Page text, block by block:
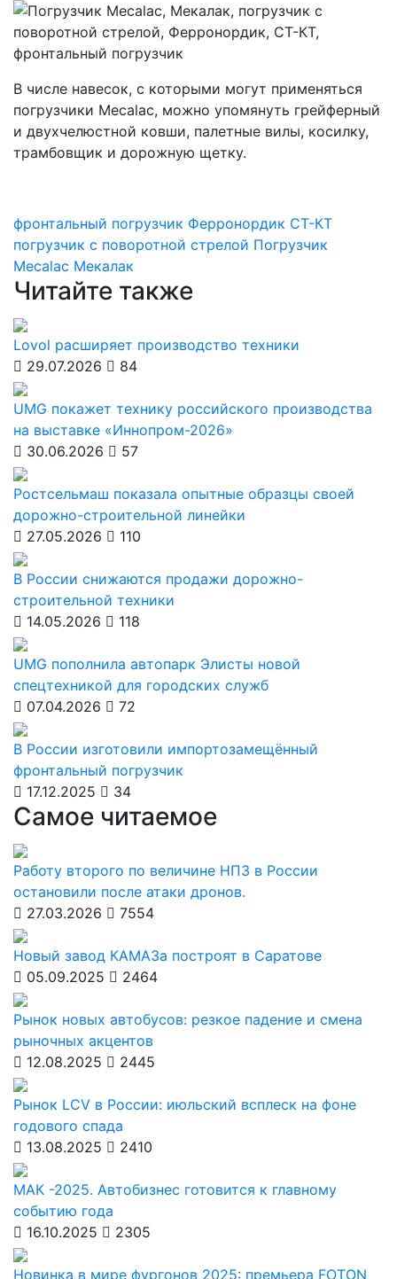
В числе навесок, с которыми могут применяться
погрузчики Mecalac, можно упомянуть грейферный
и двухчелюстной ковши, палетные вилы, косилку,
трамбовщик и дорожную щетку.
фронтальный погрузчик Ферронордик СТ-КТ
погрузчик с поворотной стрелой Погрузчик
Mecalac Мекалак
Читайте также
Lovol расширяет производство техники
29.07.2026
84
UMG покажет технику российского производства
на выставке «Иннопром-2026»
30.06.2026
57
Ростсельмаш показала опытные образцы своей
дорожно-строительной линейки
27.05.2026
110
В России снижаются продажи дорожно-
строительной техники
14.05.2026
118
UMG пополнила автопарк Элисты новой
спецтехникой для городских служб
07.04.2026
72
В России изготовили импортозамещённый
фронтальный погрузчик
17.12.2025
34
Самое читаемое
Работу второго по величине НПЗ в России
остановили после атаки дронов.
27.03.2026
7554
Новый завод КАМАЗа построят в Саратове
05.09.2025
2464
Рынок новых автобусов: резкое падение и смена
рыночных акцентов
12.08.2025
2445
Рынок LCV в России: июльский всплеск на фоне
годового спада
13.08.2025
2410
МАК -2025. Автобизнес готовится к главному
событию года
16.10.2025
2305
Новинка в мире фургонов 2025: премьера FOTON